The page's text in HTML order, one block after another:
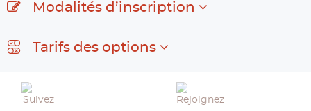
Modalités d’inscription
Tarifs des options